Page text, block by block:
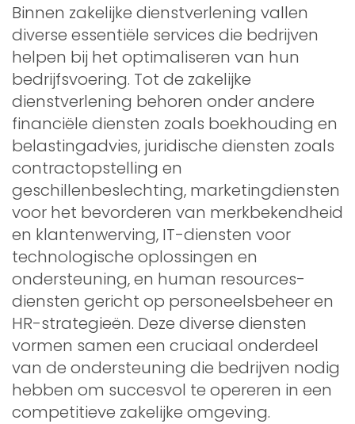
Binnen zakelijke dienstverlening vallen
diverse essentiële services die bedrijven
helpen bij het optimaliseren van hun
bedrijfsvoering. Tot de zakelijke
dienstverlening behoren onder andere
financiële diensten zoals boekhouding en
belastingadvies, juridische diensten zoals
contractopstelling en
geschillenbeslechting, marketingdiensten
voor het bevorderen van merkbekendheid
en klantenwerving, IT-diensten voor
technologische oplossingen en
ondersteuning, en human resources-
diensten gericht op personeelsbeheer en
HR-strategieën. Deze diverse diensten
vormen samen een cruciaal onderdeel
van de ondersteuning die bedrijven nodig
hebben om succesvol te opereren in een
competitieve zakelijke omgeving.